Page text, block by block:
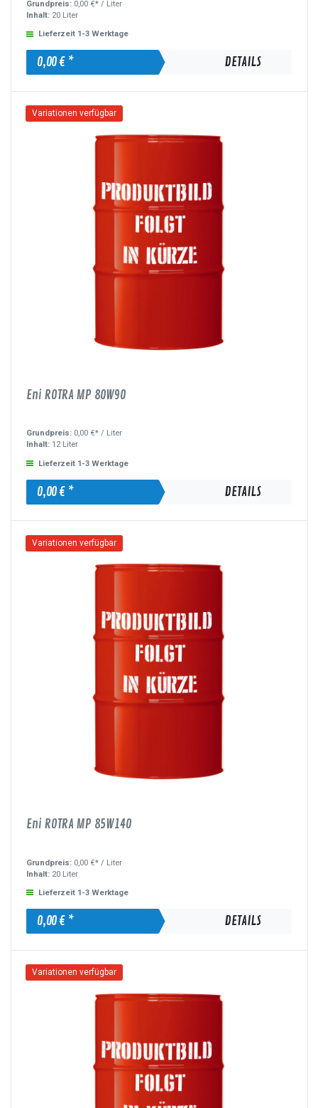
Grundpreis: 0,00 €* / Liter
Inhalt: 20 Liter
Lieferzeit 1-3 Werktage
0,00 € * DETAILS
Variationen verfügbar
Eni ROTRA MP 80W90
Grundpreis: 0,00 €* / Liter
Inhalt: 12 Liter
Lieferzeit 1-3 Werktage
0,00 € * DETAILS
Variationen verfügbar
Eni ROTRA MP 85W140
Grundpreis: 0,00 €* / Liter
Inhalt: 20 Liter
Lieferzeit 1-3 Werktage
0,00 € * DETAILS
Variationen verfügbar